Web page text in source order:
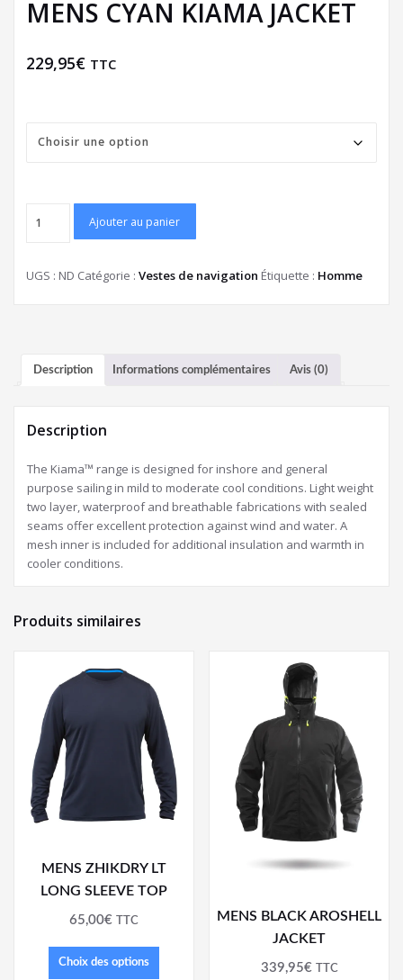
MENS CYAN KIAMA JACKET
229,95€ TTC
Ajouter au panier
UGS : ND Catégorie : Vestes de navigation Étiquette : Homme
Description Informations complémentaires Avis (0)
Description
The Kiama™ range is designed for inshore and general
purpose sailing in mild to moderate cool conditions. Light weight
two layer, waterproof and breathable fabrications with sealed
seams offer excellent protection against wind and water. A
mesh inner is included for additional insulation and warmth in
cooler conditions.
Produits similaires
MENS ZHIKDRY LT
LONG SLEEVE TOP
65,00€ TTC
Choix des options
MENS BLACK AROSHELL
JACKET
339,95€ TTC